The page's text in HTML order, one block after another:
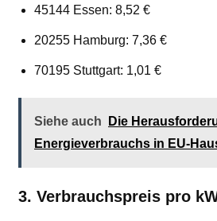
45144 Essen: 8,52 €
20255 Hamburg: 7,36 €
70195 Stuttgart: 1,01 €
Siehe auch
Die
Energieverbrauchs in EU-
3. Verbrauchspreis pro